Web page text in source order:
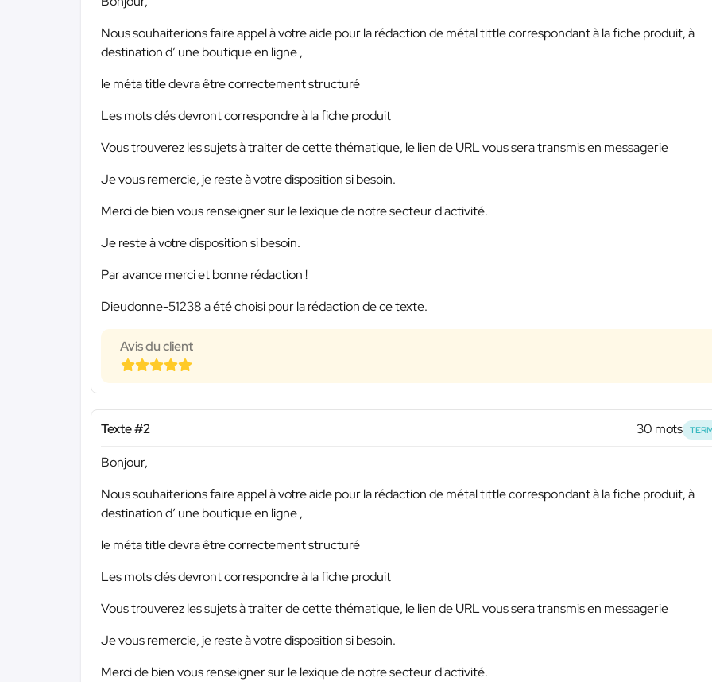
Nous souhaiterions faire appel à votre aide pour la rédaction de métal tittle correspondant à la fiche produit, à
destination d’ une boutique en ligne ,
le méta title devra être correctement structuré
Les mots clés devront correspondre à la fiche produit
Vous trouverez les sujets à traiter de cette thématique, le lien de URL vous sera transmis en messagerie
Je vous remercie, je reste à votre disposition si besoin.
Merci de bien vous renseigner sur le lexique de notre secteur d'activité.
Je reste à votre disposition si besoin.
Par avance merci et bonne rédaction !
Dieudonne-51238 a été choisi pour la rédaction de ce texte.
Avis du client
Texte #2 30 mots
Bonjour,
Nous souhaiterions faire appel à votre aide pour la rédaction de métal tittle correspondant à la fiche produit, à
destination d’ une boutique en ligne ,
le méta title devra être correctement structuré
Les mots clés devront correspondre à la fiche produit
Vous trouverez les sujets à traiter de cette thématique, le lien de URL vous sera transmis en messagerie
Je vous remercie, je reste à votre disposition si besoin.
Merci de bien vous renseigner sur le lexique de notre secteur d'activité.